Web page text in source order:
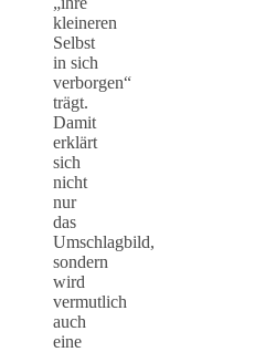
kleineren
Selbst
in sich
verborgen“
trägt.
Damit
erklärt
sich
nicht
nur
das
Umschlagbild,
sondern
wird
vermutlich
auch
eine